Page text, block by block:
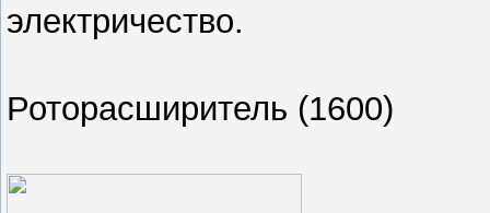
электричество.
Роторасширитель (1600)